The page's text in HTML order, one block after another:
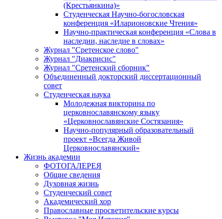
(Крестьянкина)»
Студенческая Научно-богословская
конференция «Иларионовские Чтения»
Научно-практическая конференция «Cлова в
наследии, наследие в словах»
Журнал "Сретенское слово"
Журнал "Диакрисис"
Журнал "Сретенский сборник"
Объединенный докторский диссертационный
совет
Студенческая наука
Молодежная викторина по
церковнославянскому языку
«Церковнославянские Состязания»
Научно-популярный образовательный
проект «Всегда Живой
Церковнославянский»
Жизнь академии
ФОТОГАЛЕРЕЯ
Общие сведения
Духовная жизнь
Студенческий совет
Академический хор
Православные просветительские курсы